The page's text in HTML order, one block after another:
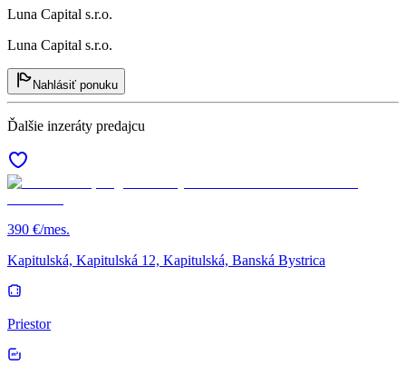
Luna Capital s.r.o.
Luna Capital s.r.o.
Nahlásiť ponuku
Ďalšie inzeráty predajcu
390 €/mes.
Kapitulská, Kapitulská 12, Kapitulská, Banská Bystrica
Priestor